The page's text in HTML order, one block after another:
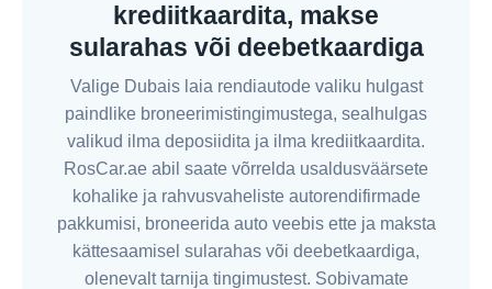
krediitkaardita, makse
sularahas või deebetkaardiga
Valige Dubais laia rendiautode valiku hulgast
paindlike broneerimistingimustega, sealhulgas
valikud ilma deposiidita ja ilma krediitkaardita.
RosCar.ae abil saate võrrelda usaldusväärsete
kohalike ja rahvusvaheliste autorendifirmade
pakkumisi, broneerida auto veebis ette ja maksta
kättesaamisel sularahas või deebetkaardiga,
olenevalt tarnija tingimustest. Sobivamate